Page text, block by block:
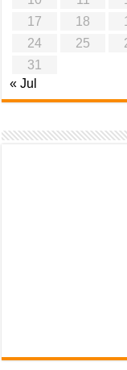
17
18
24
25
31
« Jul